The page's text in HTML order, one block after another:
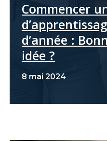
Commencer
d’année :
idée ?
8 mai 2024